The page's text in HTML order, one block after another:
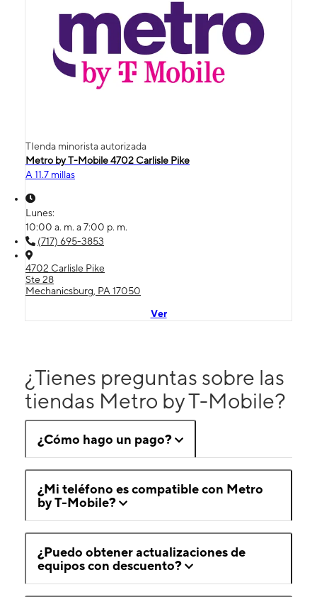
TIenda minorista autorizada
Metro by T-Mobile 4702 Carlisle Pike
A 11.7 millas
Lunes:
10:00 a. m. a 7:00 p. m.
(717) 695-3853
4702 Carlisle Pike
Ste 28
Mechanicsburg, PA 17050
Ver
¿Tienes preguntas sobre las
tiendas Metro by T-Mobile?
¿Cómo hago un pago?
¿Mi teléfono es compatible con Metro
by T-Mobile?
¿Puedo obtener actualizaciones de
equipos con descuento?